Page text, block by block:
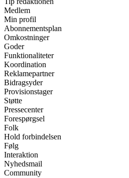
Medlem
Min profil
Abonnementsplan
Omkostninger
Goder
Funktionaliteter
Koordination
Reklamepartner
Bidragsyder
Provisionstager
Støtte
Pressecenter
Forespørgsel
Folk
Hold forbindelsen
Følg
Interaktion
Nyhedsmail
Community